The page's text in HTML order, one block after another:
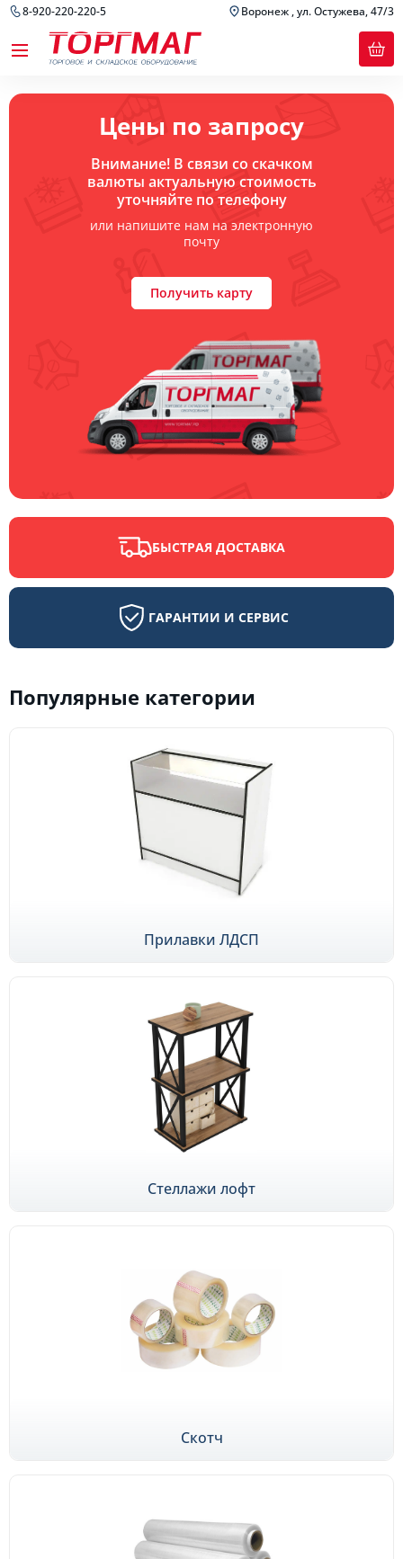
8-920-220-220-5 Воронеж , ул. Остужева, 47/3
Цены по запросу
Внимание! В связи со скачком
валюты актуальную стоимость
уточняйте по телефону
или напишите нам на электронную
почту
Получить карту
БЫСТРАЯ ДОСТАВКА
ГАРАНТИИ И СЕРВИС
Популярные категории
Прилавки ЛДСП
Стеллажи лофт
Скотч